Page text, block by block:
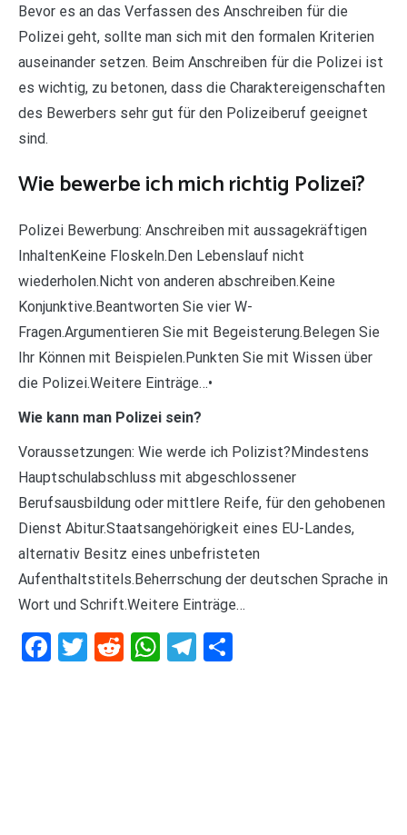
Bevor es an das Verfassen des Anschreiben für die
Polizei geht, sollte man sich mit den formalen Kriterien
auseinander setzen. Beim Anschreiben für die Polizei ist
es wichtig, zu betonen, dass die Charaktereigenschaften
des Bewerbers sehr gut für den Polizeiberuf geeignet
sind.
Wie bewerbe ich mich richtig Polizei?
Polizei Bewerbung: Anschreiben mit aussagekräftigen
InhaltenKeine Floskeln.Den Lebenslauf nicht
wiederholen.Nicht von anderen abschreiben.Keine
Konjunktive.Beantworten Sie vier W-
Fragen.Argumentieren Sie mit Begeisterung.Belegen Sie
Ihr Können mit Beispielen.Punkten Sie mit Wissen über
die Polizei.Weitere Einträge…•
Wie kann man Polizei sein?
Voraussetzungen: Wie werde ich Polizist?Mindestens
Hauptschulabschluss mit abgeschlossener
Berufsausbildung oder mittlere Reife, für den gehobenen
Dienst Abitur.Staatsangehörigkeit eines EU-Landes,
alternativ Besitz eines unbefristeten
Aufenthaltstitels.Beherrschung der deutschen Sprache in
Wort und Schrift.Weitere Einträge…
Facebook
Twitter
RedditWhatsApp
Telegram